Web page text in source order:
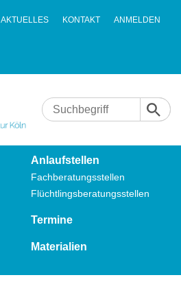
AKTUELLES KONTAKT ANMELDEN
Anlaufstellen
Fachberatungsstellen
Flüchtlingsberatungsstellen
Termine
Materialien